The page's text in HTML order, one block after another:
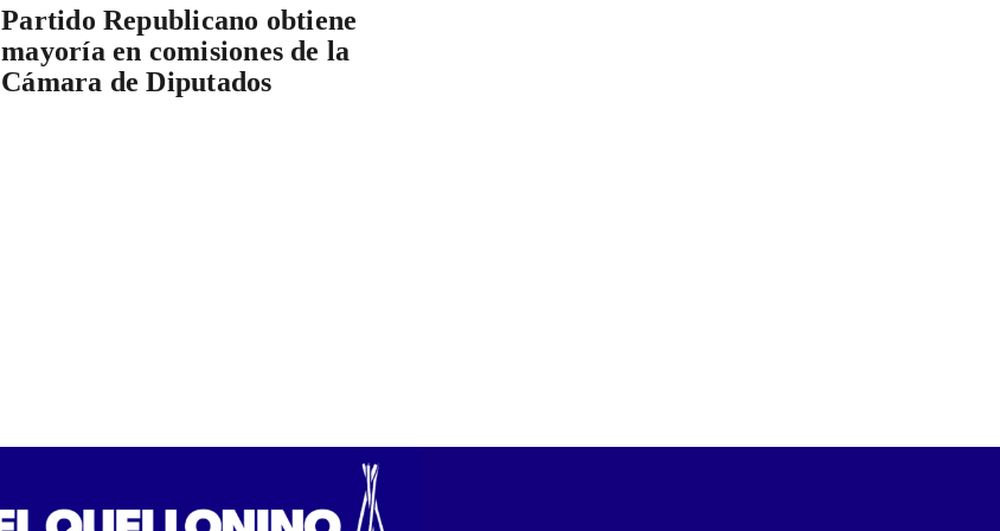
Partido Republicano obtiene
mayoría en comisiones de la
Cámara de Diputados